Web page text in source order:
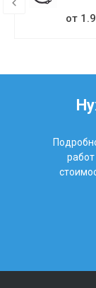
от